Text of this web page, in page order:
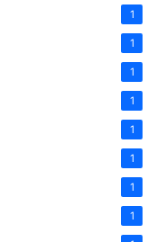
1
1
1
1
1
1
1
1